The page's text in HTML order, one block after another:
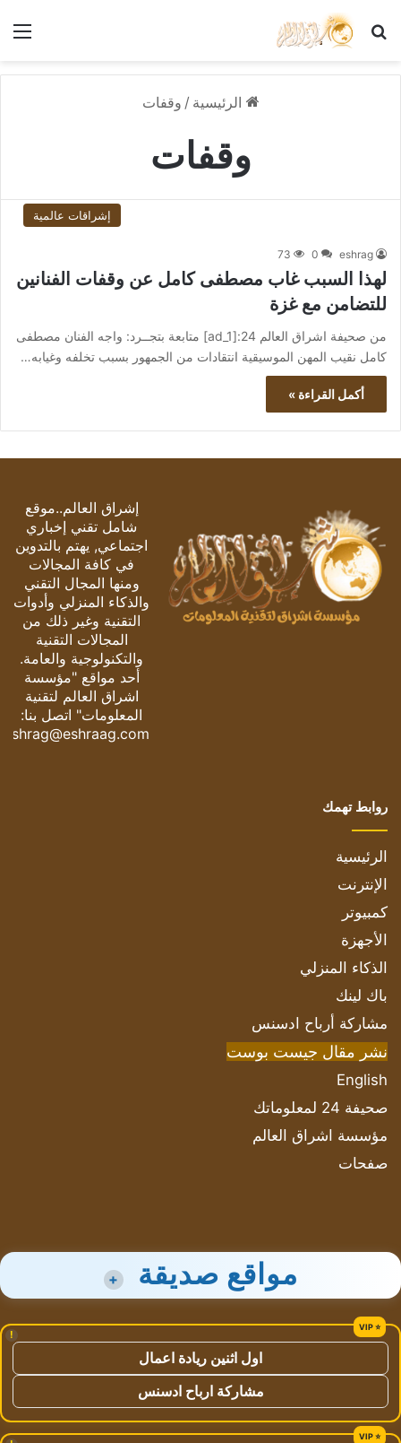
بحث عن
الرئيسية / وقفات
وقفات
إشراقات عالمية
eshrag
0
73
لهذا السبب غاب مصطفى كامل عن وقفات الفنانين
للتضامن مع غزة
من صحيفة اشراق العالم 24:[ad_1] متابعة بتجــرد: واجه الفنان مصطفى
كامل نقيب المهن الموسيقية انتقادات من الجمهور بسبب تخلفه وغيابه…
أكمل القراءة »
إشراق العالم..موقع
شامل تقني إخباري
اجتماعي, يهتم بالتدوين
في كافة المجالات
ومنها المجال التقني
والذكاء المنزلي وأدوات
التقنية وغير ذلك من
المجالات التقنية
والتكنولوجية والعامة.
أحد مواقع "مؤسسة
اشراق العالم لتقنية
المعلومات" اتصل بنا:
eshrag@eshraag.com
روابط تهمك
الرئيسية
الإنترنت
كمبيوتر
الأجهزة
الذكاء المنزلي
باك لينك
مشاركة أرباح ادسنس
نشر مقال جيست بوست
English
صحيفة 24 لمعلوماتك
مؤسسة اشراق العالم
صفحات
مواقع صديقة +
!
اول اثنين ريادة اعمال
مشاركة ارباح ادسنس